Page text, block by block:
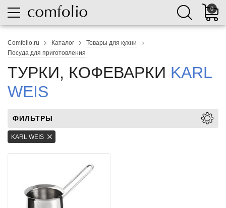
0
Comfolio.ru Каталог
Товары для кухни
Посуда для приготовления
ТУРКИ, КОФЕВАРКИ KARL
WEIS
ФИЛЬТРЫ
KARL WEIS